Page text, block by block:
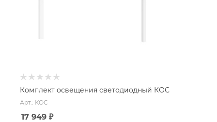
Комплект освещения светодиодный КОС
Арт.: КОС
17 949 ₽